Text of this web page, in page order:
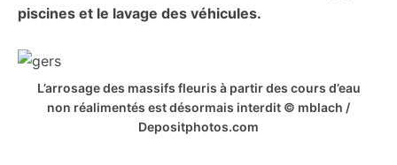
piscines et le lavage des véhicules.
L’arrosage des massifs fleuris à partir des cours d’eau
non réalimentés est désormais interdit © mblach /
Depositphotos.com